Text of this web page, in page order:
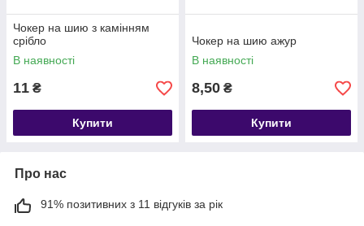
Чокер на шию з камінням
срібло
В наявності
11 ₴
Купити
Чокер на шию ажур
В наявності
8,50 ₴
Купити
Про нас
91% позитивних з 11 відгуків за рік